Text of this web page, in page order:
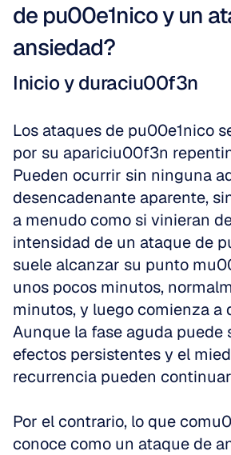
de pu00e1nico y un
ansiedad?
Inicio y duraciu00f3n
Los ataques de pu00e1nico
por su apariciu00f3n
Pueden ocurrir sin ninguna
desencadenante aparente,
a menudo como si vinieran
intensidad de un ataque de
suele alcanzar su punto
unos pocos minutos,
minutos, y luego comienza a
Aunque la fase aguda puede
efectos persistentes y el
recurrencia pueden
Por el contrario, lo que
conoce como un ataque de